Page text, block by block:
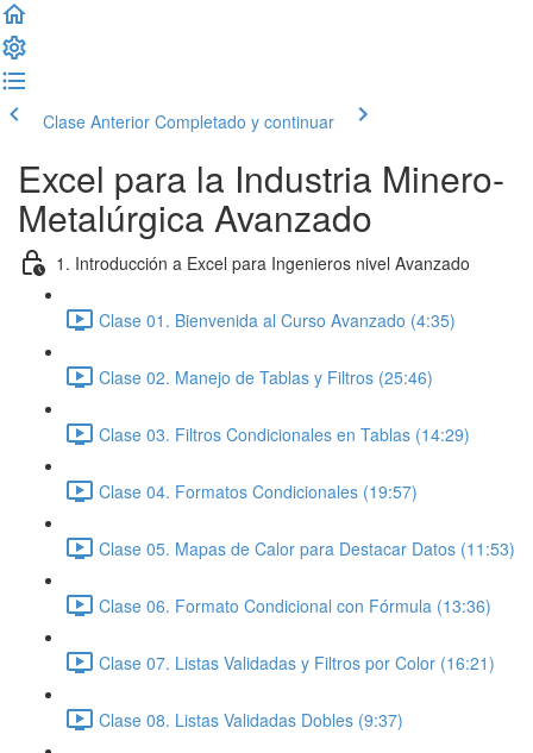
Clase Anterior Completado y continuar
Excel para la Industria Minero-
Metalúrgica Avanzado
1. Introducción a Excel para Ingenieros nivel Avanzado
Clase 01. Bienvenida al Curso Avanzado (4:35)
Clase 02. Manejo de Tablas y Filtros (25:46)
Clase 03. Filtros Condicionales en Tablas (14:29)
Clase 04. Formatos Condicionales (19:57)
Clase 05. Mapas de Calor para Destacar Datos (11:53)
Clase 06. Formato Condicional con Fórmula (13:36)
Clase 07. Listas Validadas y Filtros por Color (16:21)
Clase 08. Listas Validadas Dobles (9:37)